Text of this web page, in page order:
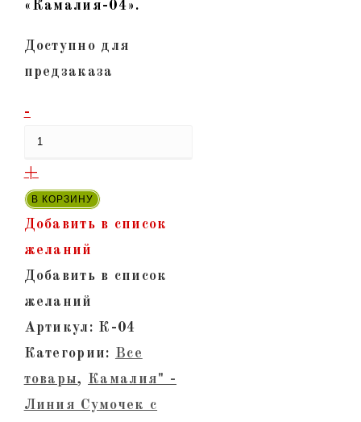
«Камалия-04».
Доступно для
предзаказа
Количество
товара
-
Женская
-
+
В КОРЗИНУ
Добавить в список
желаний
Добавить в список
желаний
Артикул:
К-04
Категории:
Все
товары,
Камалия" -
Линия Сумочек с